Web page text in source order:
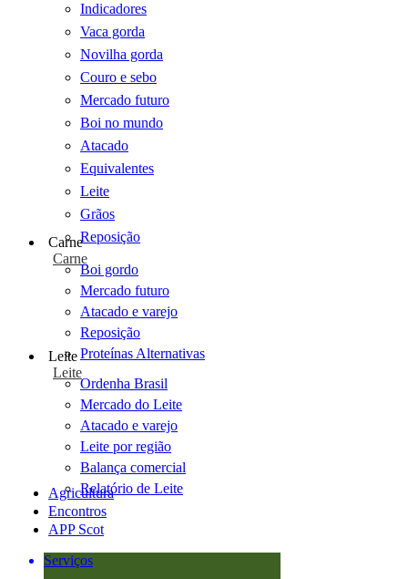
Indicadores
Vaca gorda
Novilha gorda
Couro e sebo
Mercado futuro
Boi no mundo
Atacado
Equivalentes
Leite
Grãos
Reposição
Carne
Carne
Boi gordo
Mercado futuro
Atacado e varejo
Reposição
Proteínas Alternativas
Leite
Leite
Ordenha Brasil
Mercado do Leite
Atacado e varejo
Leite por região
Balança comercial
Relatório de Leite
Agricultura
Encontros
APP Scot
Serviços